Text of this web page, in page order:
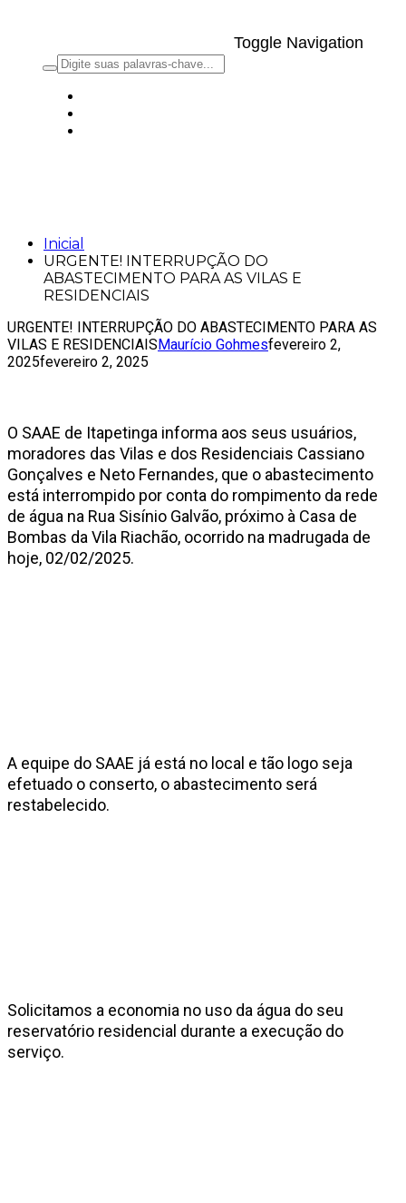
Toggle Navigation
Inicial
URGENTE! INTERRUPÇÃO DO
ABASTECIMENTO PARA AS VILAS E
RESIDENCIAIS
URGENTE! INTERRUPÇÃO DO ABASTECIMENTO PARA AS
VILAS E RESIDENCIAIS Maurício Gohmesfevereiro 2,
2025fevereiro 2, 2025
O SAAE de Itapetinga informa aos seus usuários,
moradores das Vilas e dos Residenciais Cassiano
Gonçalves e Neto Fernandes, que o abastecimento
está interrompido por conta do rompimento da rede
de água na Rua Sisínio Galvão, próximo à Casa de
Bombas da Vila Riachão, ocorrido na madrugada de
hoje, 02/02/2025.
A equipe do SAAE já está no local e tão logo seja
efetuado o conserto, o abastecimento será
restabelecido.
Solicitamos a economia no uso da água do seu
reservatório residencial durante a execução do
serviço.